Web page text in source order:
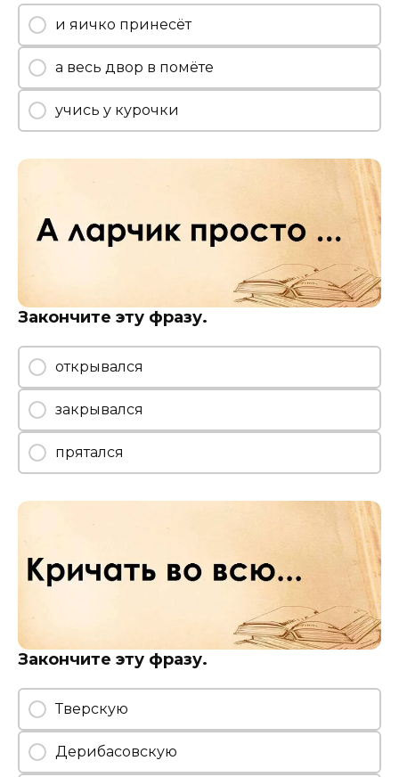
и яичко принесёт
а весь двор в помёте
учись у курочки
Закончите эту фразу.
открывался
закрывался
прятался
Закончите эту фразу.
Тверскую
Дерибасовскую